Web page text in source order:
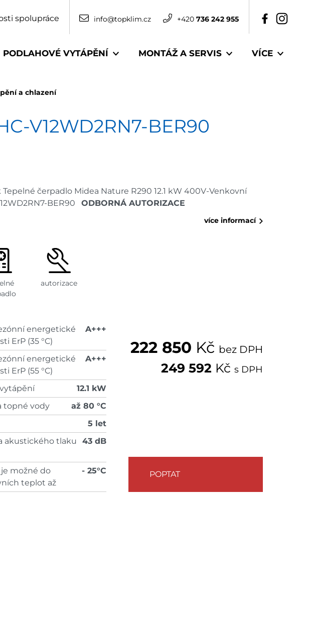
spolupráce info@topklim.cz +420736 242 955
PODLAHOVÉ VYTÁPĚNÍ MONTÁŽ A SERVIS VÍCE
a chlazení
V12WD2RN7-BER90
autorizace
Tepelné čerpadlo Midea Nature R290 12.1 kW 400V-Venkovní
BER90 ODBORNÁ AUTORIZACE
více informací
222 850 Kč bez DPH
249 592 Kč s DPH
POPTAT
energetické
ErP (35 °C)
A+++
energetické
ErP (55 °C)
A+++
12.1 kW
topné vody
až 80 °C
5 let
akustického tlaku
43 dB
možné do
teplot až
- 25°C